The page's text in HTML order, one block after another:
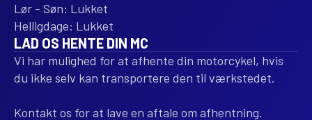
Lør - Søn: Lukket
Helligdage: Lukket
LAD OS HENTE DIN MC
Vi har mulighed for at afhente din motorcykel, hvis
du ikke selv kan transportere den til værkstedet.
Kontakt os for at lave en aftale om afhentning.